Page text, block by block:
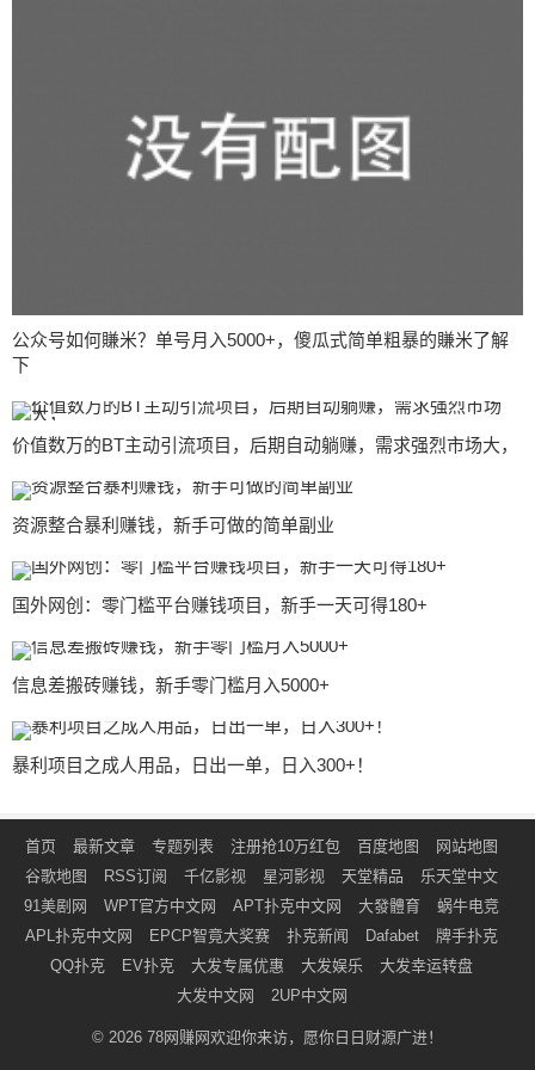
公众号如何賺米？单号月入5000+，傻瓜式简单粗暴的賺米了解
下
价值数万的BT主动引流项目，后期自动躺赚，需求强烈市场大，
资源整合暴利赚钱，新手可做的简单副业
国外网创：零门槛平台赚钱项目，新手一天可得180+
信息差搬砖赚钱，新手零门槛月入5000+
暴利项目之成人用品，日出一单，日入300+！
首页 最新文章 专题列表 注册抢10万红包 百度地图
网站地图
谷歌地图
RSS订阅 千亿影视 星河影视 天堂精品
乐天堂中文
91美剧网
WPT官方中文网 APT扑克中文网 大發體育
蜗牛电竞
APL扑克中文网
EPCP智竟大奖赛 扑克新闻 Dafabet
牌手扑克
QQ扑克
EV扑克 大发专属优惠 大发娱乐
大发幸运转盘
大发中文网
2UP中文网
© 2026 78网赚网欢迎你来访，愿你日日财源广进！